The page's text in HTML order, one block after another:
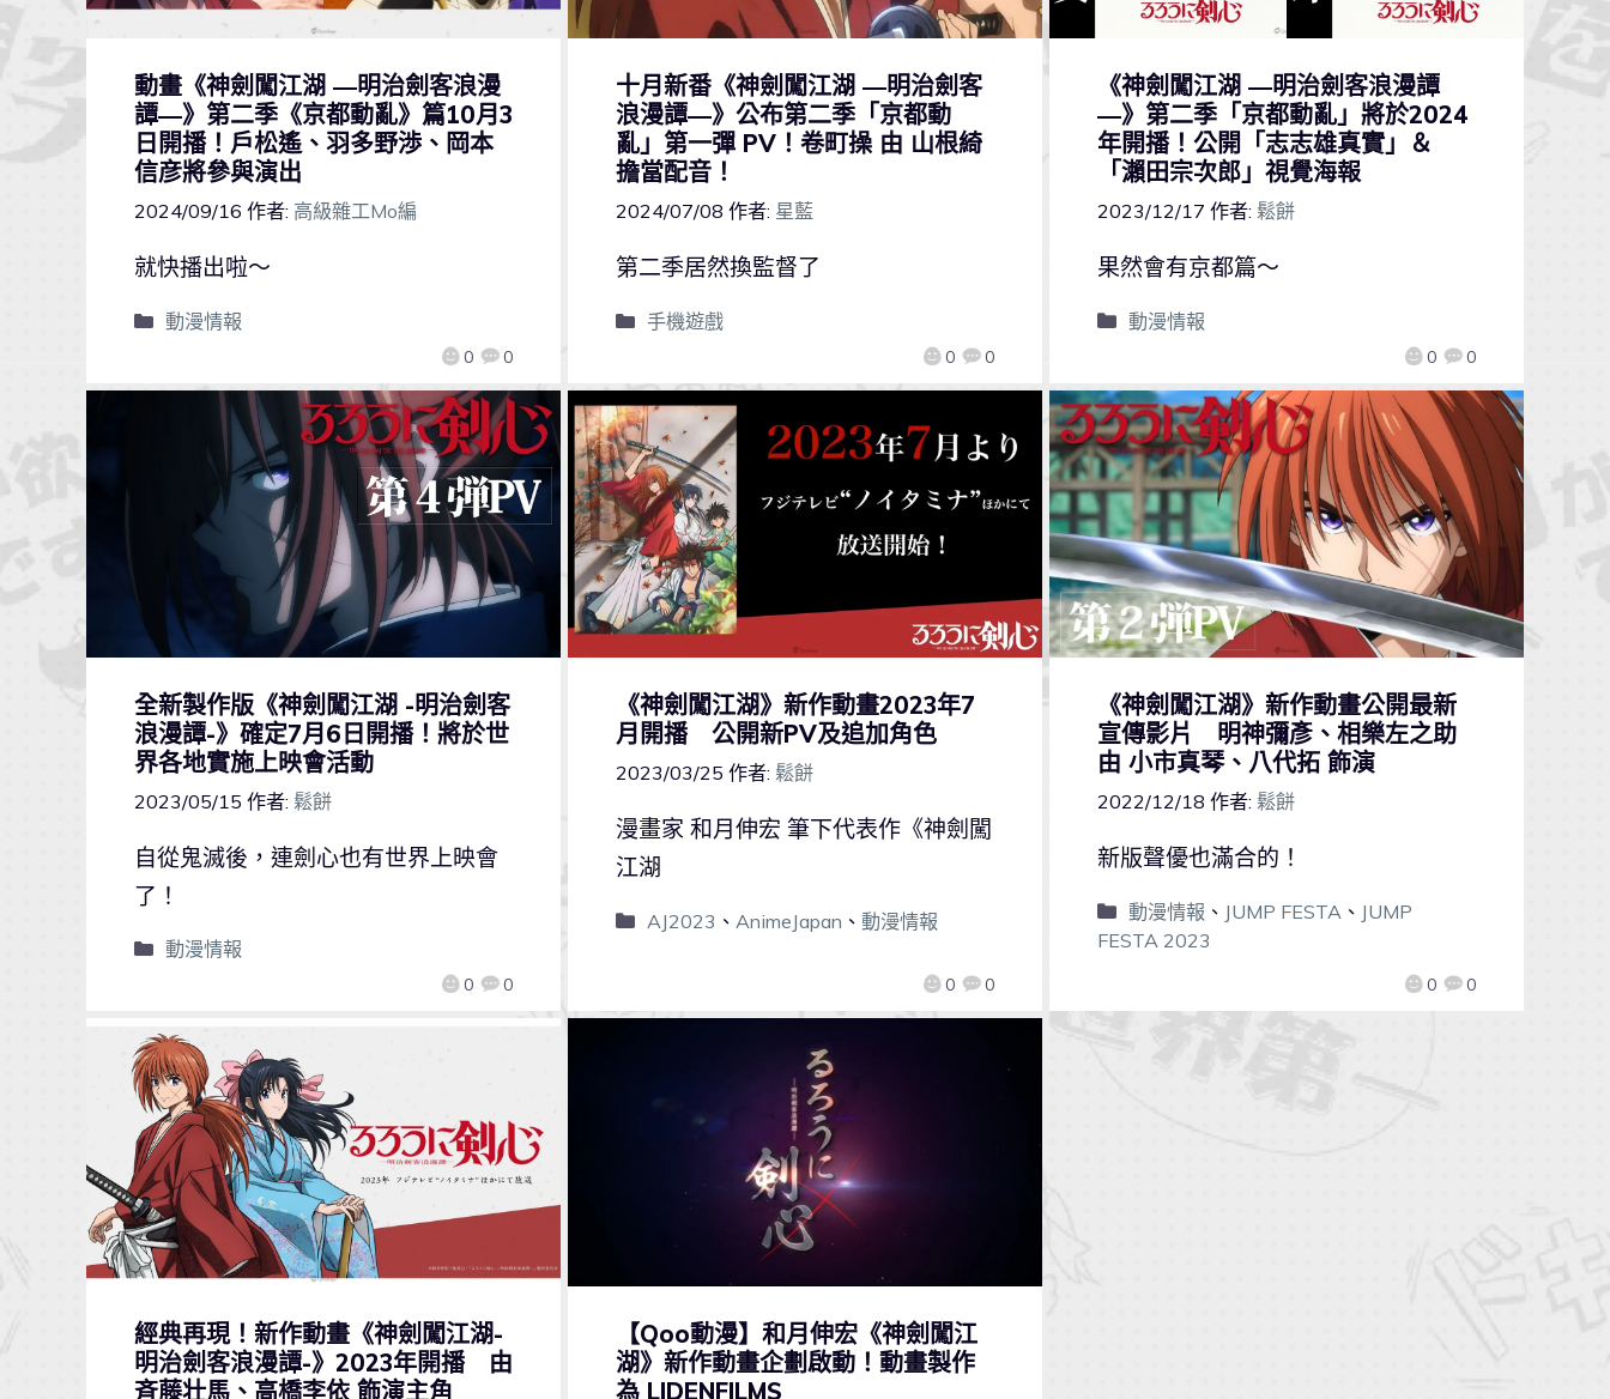
動畫《神劍闖江湖 ―明治劍客浪漫
譚―》第二季《京都動亂》篇10月3
日開播！戶松遙、羽多野渉、岡本
信彦將參與演出
2024/09/16 作者: 高級雜工Mo編
0 0
就快播出啦～
動漫情報
十月新番《神劍闖江湖 ―明治劍客
浪漫譚―》公布第二季「京都動
亂」第一彈 PV！卷町操 由 山根綺
擔當配音！
2024/07/08 作者: 星藍
0 0
第二季居然換監督了
手機遊戲
《神劍闖江湖 ―明治劍客浪漫譚
―》第二季「京都動亂」將於2024
年開播！公開「志志雄真實」＆
「瀨田宗次郎」視覺海報
2023/12/17 作者: 鬆餅
0 0
果然會有京都篇～
動漫情報
全新製作版《神劍闖江湖 -明治劍客
浪漫譚-》確定7月6日開播！將於世
界各地實施上映會活動
2023/05/15 作者: 鬆餅
0 0
自從鬼滅後，連劍心也有世界上映會
了！
動漫情報
《神劍闖江湖》新作動畫2023年7
月開播 公開新PV及追加角色
2023/03/25 作者: 鬆餅
0 0
漫畫家 和月伸宏 筆下代表作《神劍闖
江湖
AJ2023 、 AnimeJapan 、 動漫情報
《神劍闖江湖》新作動畫公開最新
宣傳影片 明神彌彥、相樂左之助
由 小市真琴、八代拓 飾演
2022/12/18 作者: 鬆餅
0 0
新版聲優也滿合的！
動漫情報 、 JUMP FESTA 、 JUMP
FESTA 2023
經典再現！新作動畫《神劍闖江湖-
明治劍客浪漫譚-》2023年開播 由
斉藤壮馬、高橋李依 飾演主角
【Qoo動漫】和月伸宏《神劍闖江
湖》新作動畫企劃啟動！動畫製作
為 LIDENFILMS